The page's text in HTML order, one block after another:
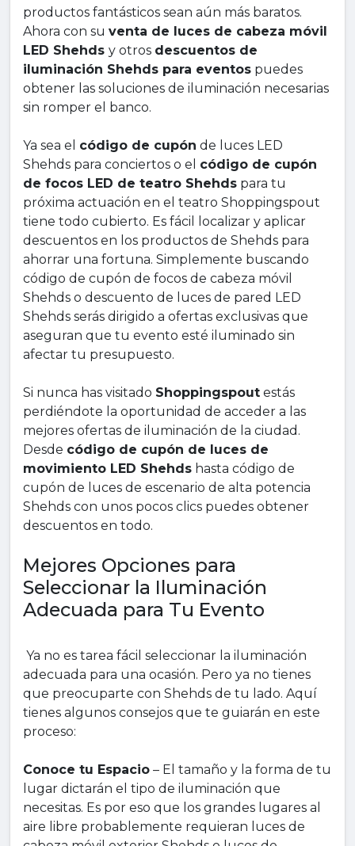
productos fantásticos sean aún más baratos.
Ahora con su venta de luces de cabeza móvil
LED Shehds y otros descuentos de
iluminación Shehds para eventos puedes
obtener las soluciones de iluminación necesarias
sin romper el banco.
Ya sea el código de cupón de luces LED
Shehds para conciertos o el código de cupón
de focos LED de teatro Shehds para tu
próxima actuación en el teatro Shoppingspout
tiene todo cubierto. Es fácil localizar y aplicar
descuentos en los productos de Shehds para
ahorrar una fortuna. Simplemente buscando
código de cupón de focos de cabeza móvil
Shehds o descuento de luces de pared LED
Shehds serás dirigido a ofertas exclusivas que
aseguran que tu evento esté iluminado sin
afectar tu presupuesto.
Si nunca has visitado Shoppingspout estás
perdiéndote la oportunidad de acceder a las
mejores ofertas de iluminación de la ciudad.
Desde código de cupón de luces de
movimiento LED Shehds hasta código de
cupón de luces de escenario de alta potencia
Shehds con unos pocos clics puedes obtener
descuentos en todo.
Mejores Opciones para
Seleccionar la Iluminación
Adecuada para Tu Evento
Ya no es tarea fácil seleccionar la iluminación
adecuada para una ocasión. Pero ya no tienes
que preocuparte con Shehds de tu lado. Aquí
tienes algunos consejos que te guiarán en este
proceso:
Conoce tu Espacio – El tamaño y la forma de tu
lugar dictarán el tipo de iluminación que
necesitas. Es por eso que los grandes lugares al
aire libre probablemente requieran luces de